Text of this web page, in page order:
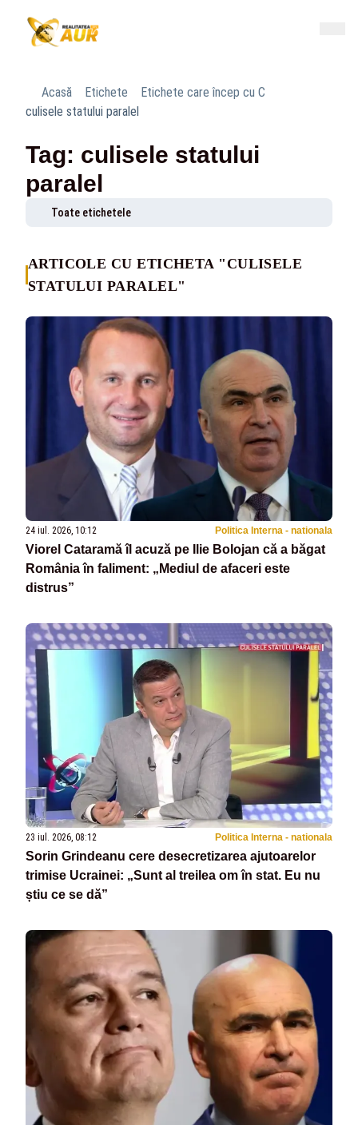
Acasă Etichete
Etichete care încep cu C
culisele statului paralel
Tag: culisele statului
paralel
Toate etichetele
ARTICOLE CU ETICHETA "CULISELE
STATULUI PARALEL"
24 iul. 2026, 10:12 Politica Interna - nationala
Viorel Cataramă îl acuză pe Ilie Bolojan că a băgat
România în faliment: „Mediul de afaceri este
distrus”
23 iul. 2026, 08:12 Politica Interna - nationala
Sorin Grindeanu cere desecretizarea ajutoarelor
trimise Ucrainei: „Sunt al treilea om în stat. Eu nu
știu ce se dă”